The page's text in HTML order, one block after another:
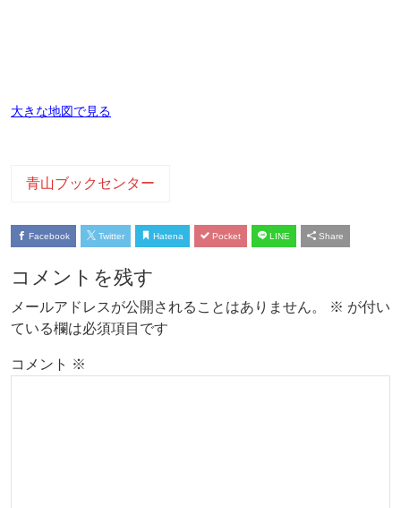
大きな地図で見る
青山ブックセンター
Facebook Twitter Hatena Pocket LINE Share
コメントを残す
メールアドレスが公開されることはありません。 ※ が付い
ている欄は必須項目です
コメント ※